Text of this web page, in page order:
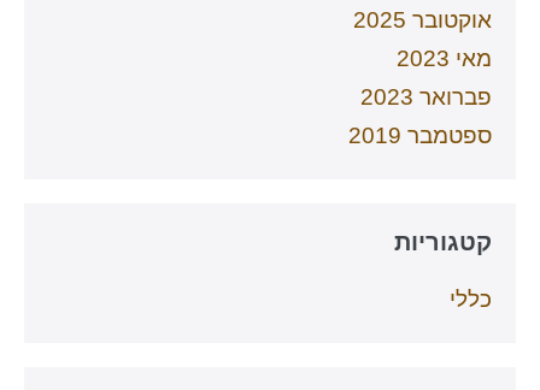
אוקטובר 2025
מאי 2023
פברואר 2023
ספטמבר 2019
קטגוריות
כללי